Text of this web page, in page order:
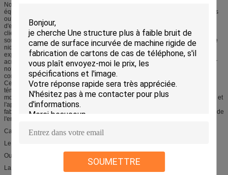
SOUMETTRE
Notre coupeur à plat numérique à grande vitesse de série de DCZ7XRS est
équipé d'un routeur particulier et transporte le système de ceinture, et d'autres
outils comprenant le couteau de oscillation, roue se plissante, couteau
d'entrave, V a coupé le couteau et le stylo peut être adapté aux besoins du
client selon le client exigent. Il peut couper les matériaux mous de diverses
sortes, des matières de la feuille etc. tels que le papier ondulé, le panneau de
nid d'abeilles, le carton, la mousse, le conseil gris, le conseil de KT, de PVC
expansion employées dans l'industrie de publicité, comme le plastique,
acrylique, panneau de picoseconde et le PVC peut également être coupé par
notre découpeuse à plat numérique. Il peut également réaliser la coupe
continue du petit pain et du matériel plat en équipant la ceinture de transport.
Ce fabricant témoin de cabine téléphonique également de produit, fabricant
témoin, découpeuse d'ANNONCE, découpeuse d'affichage, découpeuse de
mousse, système numérique futé de coupe et ainsi de suite, selon le matériel et
l'application différents de coupe. Ce produit peut être employé pour la
fabrication d'échantillon et la production à échelle réduite dans les industries de
l'emballage, de l'impression, de la publicité, etc.
Caractéristiques principales :
Le module de trois indépendants, couvrent tous les matériaux importants
Outils échangeables, une meilleure expansion
La grande vitesse a importé l'axe, lissoir dans le tranchant